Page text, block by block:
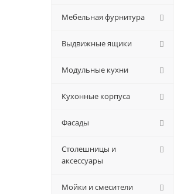
Мебельная фурнитура
Выдвижные ящики
Модульные кухни
Кухонные корпуса
Фасады
Столешницы и
аксессуары
Мойки и смесители